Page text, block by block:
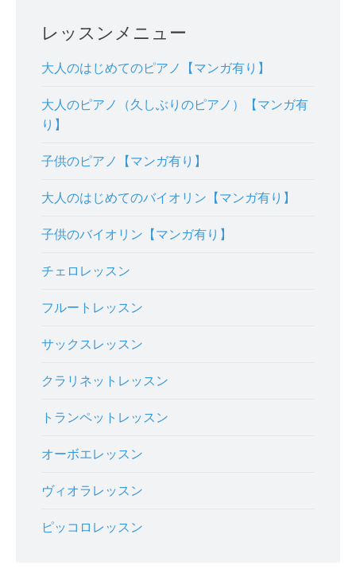
レッスンメニュー
大人のはじめてのピアノ【マンガ有り】
大人のピアノ（久しぶりのピアノ）【マンガ有
り】
子供のピアノ【マンガ有り】
大人のはじめてのバイオリン【マンガ有り】
子供のバイオリン【マンガ有り】
チェロレッスン
フルートレッスン
サックスレッスン
クラリネットレッスン
トランペットレッスン
オーボエレッスン
ヴィオラレッスン
ピッコロレッスン